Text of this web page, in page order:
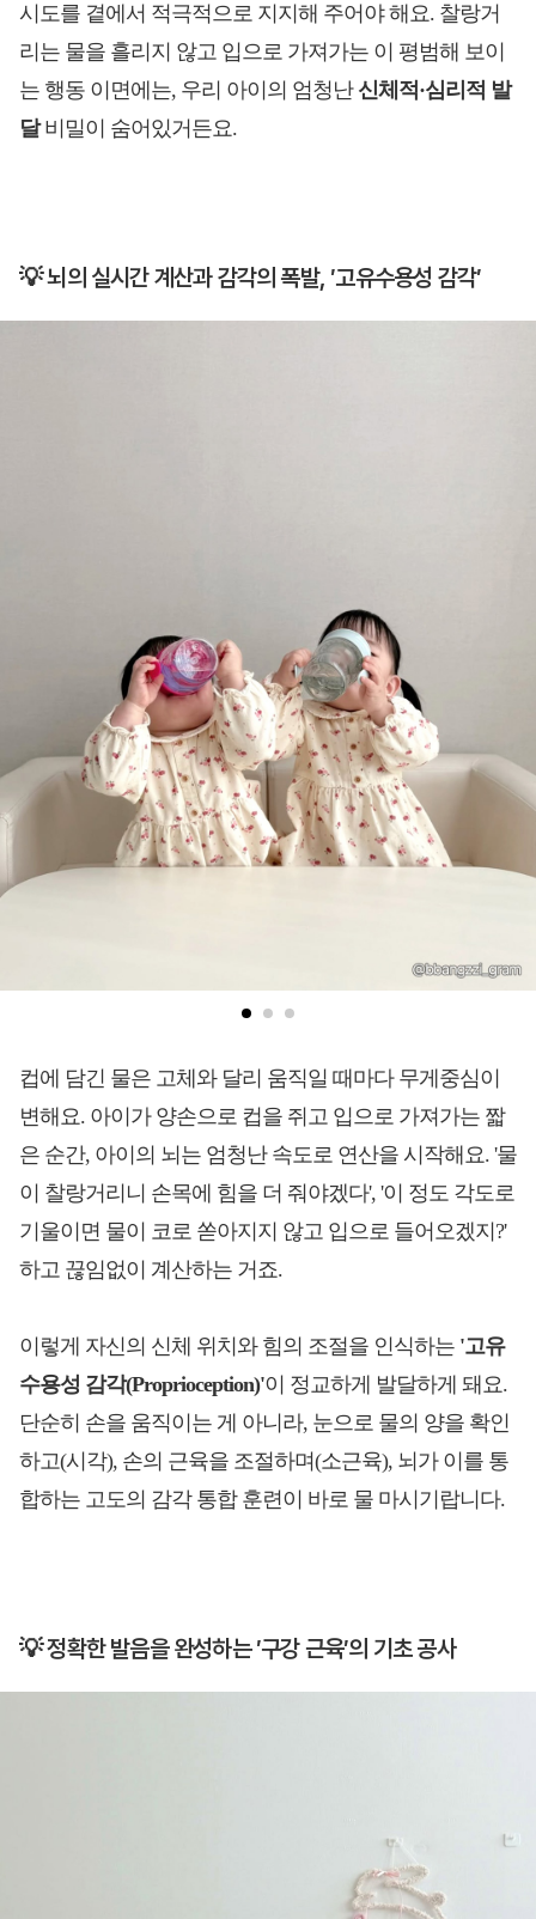
시도를 곁에서 적극적으로 지지해 주어야 해요. 찰랑거
리는 물을 흘리지 않고 입으로 가져가는 이 평범해 보이
는 행동 이면에는, 우리 아이의 엄청난 신체적·심리적 발
달비밀이 숨어있거든요.
💡 뇌의 실시간 계산과 감각의 폭발, ′고유수용성 감각′
컵에 담긴 물은 고체와 달리 움직일 때마다 무게중심이
변해요. 아이가 양손으로 컵을 쥐고 입으로 가져가는 짧
은 순간, 아이의 뇌는 엄청난 속도로 연산을 시작해요. '물
이 찰랑거리니 손목에 힘을 더 줘야겠다', '이 정도 각도로
기울이면 물이 코로 쏟아지지 않고 입으로 들어오겠지?'
하고 끊임없이 계산하는 거죠.
이렇게 자신의 신체 위치와 힘의 조절을 인식하는 '고유
수용성 감각(Proprioception)'이 정교하게 발달하게 돼요.
단순히 손을 움직이는 게 아니라, 눈으로 물의 양을 확인
하고(시각), 손의 근육을 조절하며(소근육), 뇌가 이를 통
합하는 고도의 감각 통합 훈련이 바로 물 마시기랍니다.
💡 정확한 발음을 완성하는 ′구강 근육′의 기초 공사